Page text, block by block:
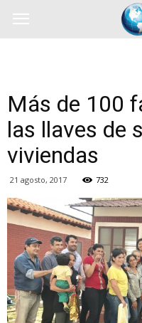
Más de 100
las llaves de
viviendas
21 agosto, 2017 732